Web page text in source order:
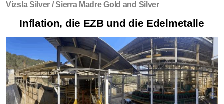
Vizsla Silver / Sierra Madre Gold and Silver
Inflation, die EZB und die Edelmetalle